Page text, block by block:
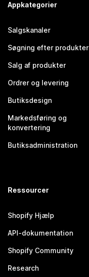
Appkategorier
Salgskanaler
Søgning efter produkter
Salg af produkter
Ordrer og levering
Butiksdesign
Markedsføring og
konvertering
Butiksadministration
Ressourcer
Shopify Hjælp
API-dokumentation
Shopify Community
Research